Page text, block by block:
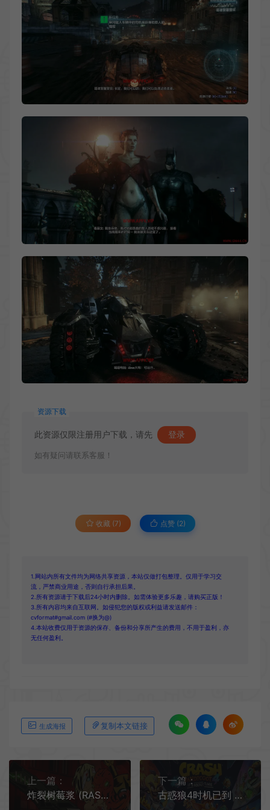
资源下载
此资源仅限注册用户下载，请先 登录
如有疑问请联系客服！
收藏 (7) 点赞 (2)
1.网站内所有文件均为网络共享资源，本站仅做打包整理。仅用于学习交
流，严禁商业用途，否则自行承担后果。
2.所有资源请于下载后24小时内删除。如需体验更多乐趣，请购买正版！
3.所有内容均来自互联网。如侵犯您的版权或利益请发送邮件：
cvformat#gmail.com (#换为@)
4.本站收费仅用于资源的保存、备份和分享所产生的费用，不用于盈利，亦
无任何盈利。
生成海报 复制本文链接
上一篇：
炸裂树莓浆 (RASPBERRY MASH) 简中|PC|牢迷宫探索Roguelike动作射击游戏
下一篇：
古惑狼4时机已到 (Crash Bandicoot 4) 英文|PC|经典古惑狼动作游戏